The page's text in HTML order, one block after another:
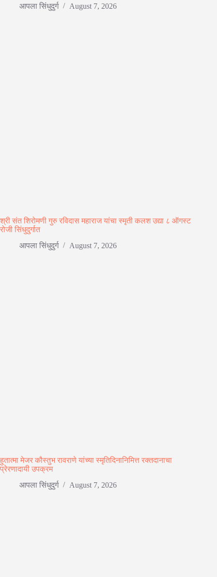
आपला सिंधुदुर्ग August 7, 2026
श्री संत शिरोमणी गुरु रविदास महाराज यांचा स्मृती कलश उद्या ८ ऑगस्ट
रोजी सिंधुदुर्गात
आपला सिंधुदुर्ग
August 7, 2026
हुतात्मा मेजर कौस्तुभ रावराणे यांच्या स्मृतिदिनानिमित्त रक्तदानाचा
प्रेरणादायी उपक्रम
आपला सिंधुदुर्ग
August 7, 2026